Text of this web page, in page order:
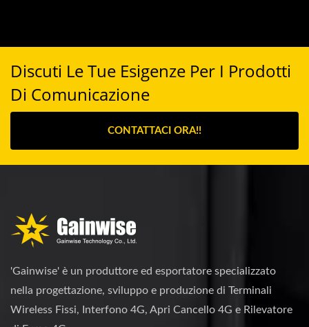
Discuti Le Tue Esigenze Per I Prodotti
Di Comunicazione
CONTATTACI ORA!!
'Gainwise' è un produttore ed esportatore specializzato
nella progettazione, sviluppo e produzione di Terminali
Wireless Fissi, Interfono 4G, Apri Cancello 4G e Rilevatore